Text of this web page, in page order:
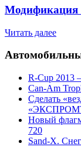
Модификация
Читать далее
R-Cup 2013
Can-Am
Сделать
Новый
720
Sand-X.